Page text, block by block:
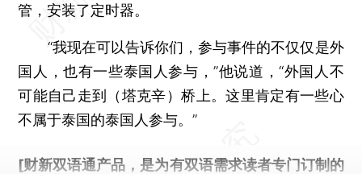
管，安装了定时器。
“我现在可以告诉你们，参与事件的不仅仅是外
国人，也有一些泰国人参与，”他说道，“外国人不
可能自己走到（塔克辛）桥上。这里肯定有一些心
不属于泰国的泰国人参与。”
[财新双语通产品，是为有双语需求读者专门订制的